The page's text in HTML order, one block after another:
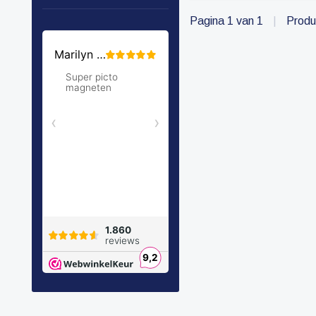
Tevens de uitbreiding
Pagina 1 van 1